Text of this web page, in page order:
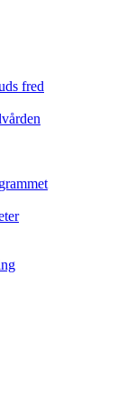
fred